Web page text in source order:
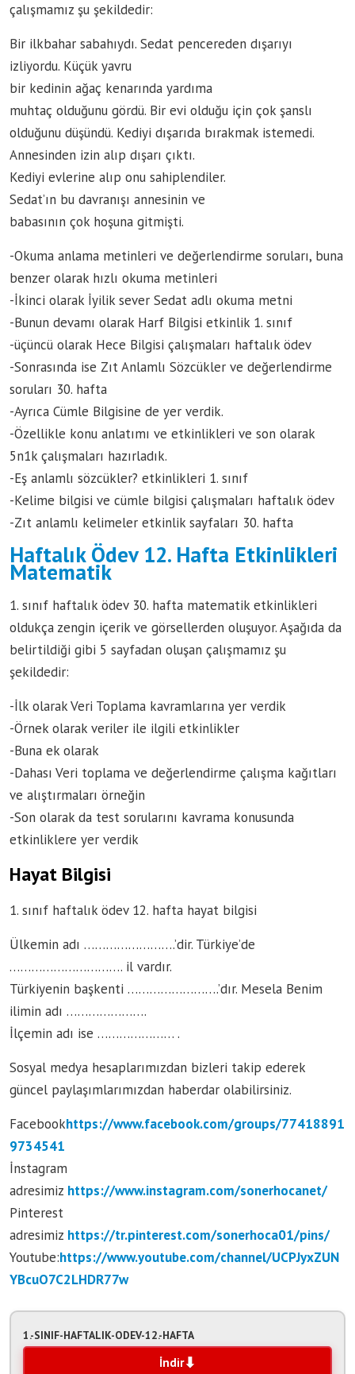
çalışmamız şu şekildedir:
Bir ilkbahar sabahıydı. Sedat pencereden dışarıyı
izliyordu. Küçük yavru
bir kedinin ağaç kenarında yardıma
muhtaç olduğunu gördü. Bir evi olduğu için çok şanslı
olduğunu düşündü. Kediyi dışarıda bırakmak istemedi.
Annesinden izin alıp dışarı çıktı.
Kediyi evlerine alıp onu sahiplendiler.
Sedat’ın bu davranışı annesinin ve
babasının çok hoşuna gitmişti.
-Okuma anlama metinleri ve değerlendirme soruları, buna
benzer olarak hızlı okuma metinleri
-İkinci olarak İyilik sever Sedat adlı okuma metni
-Bunun devamı olarak Harf Bilgisi etkinlik 1. sınıf
-üçüncü olarak Hece Bilgisi çalışmaları haftalık ödev
-Sonrasında ise Zıt Anlamlı Sözcükler ve değerlendirme
soruları 30. hafta
-Ayrıca Cümle Bilgisine de yer verdik.
-Özellikle konu anlatımı ve etkinlikleri ve son olarak
5n1k çalışmaları hazırladık.
-Eş anlamlı sözcükler? etkinlikleri 1. sınıf
-Kelime bilgisi ve cümle bilgisi çalışmaları haftalık ödev
-Zıt anlamlı kelimeler etkinlik sayfaları 30. hafta
Haftalık Ödev 12. Hafta Etkinlikleri
Matematik
1. sınıf haftalık ödev 30. hafta matematik etkinlikleri
oldukça zengin içerik ve görsellerden oluşuyor. Aşağıda da
belirtildiği gibi 5 sayfadan oluşan çalışmamız şu
şekildedir:
-İlk olarak Veri Toplama kavramlarına yer verdik
-Örnek olarak veriler ile ilgili etkinlikler
-Buna ek olarak
-Dahası Veri toplama ve değerlendirme çalışma kağıtları
ve alıştırmaları örneğin
-Son olarak da test sorularını kavrama konusunda
etkinliklere yer verdik
Hayat Bilgisi
1. sınıf haftalık ödev 12. hafta hayat bilgisi
Ülkemin adı …………………….’dir. Türkiye’de
…………………………. il vardır.
Türkiyenin başkenti …………………….’dır. Mesela Benim
ilimin adı ………………….
İlçemin adı ise ………………… .
Sosyal medya hesaplarımızdan bizleri takip ederek
güncel paylaşımlarımızdan haberdar olabilirsiniz.
Facebookhttps://www.facebook.com/groups/77418891
9734541
İnstagram
adresimiz https://www.instagram.com/sonerhocanet/
Pinterest
adresimiz https://tr.pinterest.com/sonerhoca01/pins/
Youtube:https://www.youtube.com/channel/UCPJyxZUN
YBcuO7C2LHDR77w
1.-SINIF-HAFTALIK-ODEV-12.-HAFTA
İndir